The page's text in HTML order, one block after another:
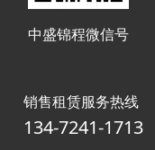
中盛锦程微信号
销售租赁服务热线
134-7241-1713